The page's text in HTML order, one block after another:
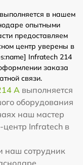
выполняется в нашем
опытными
предоставляем
центр уверены в
Infratech 214
заказа
связи.
А выполняется
оборудования
наш мастер
центр Infratech в
наш сотрудник